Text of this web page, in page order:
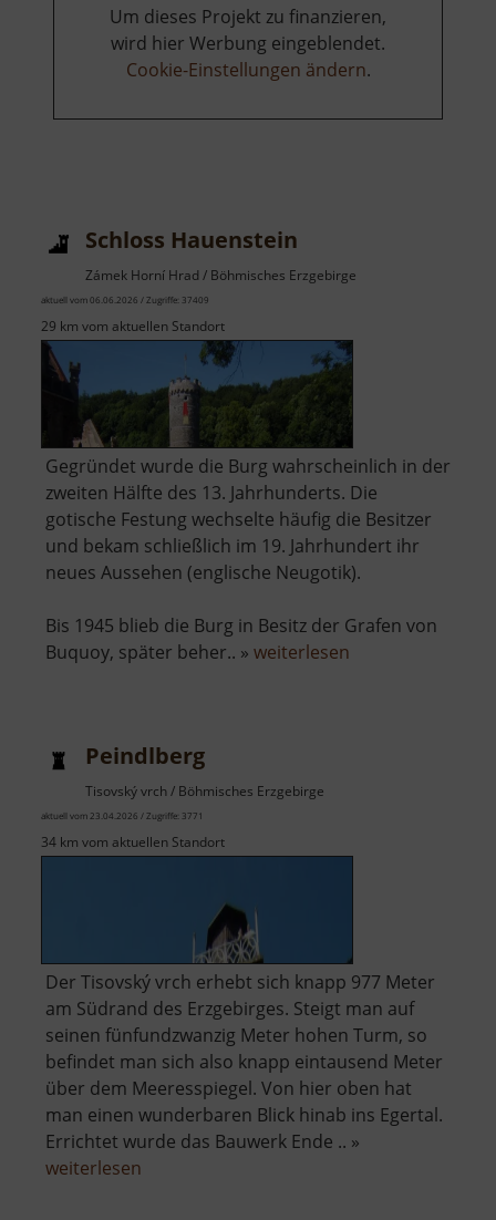
Um dieses Projekt zu finanzieren,
wird hier Werbung eingeblendet.
Cookie-Einstellungen ändern.
Schloss Hauenstein
Zámek Horní Hrad / Böhmisches Erzgebirge
aktuell vom 06.06.2026 / Zugriffe: 37409
29 km vom aktuellen Standort
Gegründet wurde die Burg wahrscheinlich in der
zweiten Hälfte des 13. Jahrhunderts. Die
gotische Festung wechselte häufig die Besitzer
und bekam schließlich im 19. Jahrhundert ihr
neues Aussehen (englische Neugotik).
Bis 1945 blieb die Burg in Besitz der Grafen von
Buquoy, später beher.. » weiterlesen
Peindlberg
Tisovský vrch / Böhmisches Erzgebirge
aktuell vom 23.04.2026 / Zugriffe: 3771
34 km vom aktuellen Standort
Der Tisovský vrch erhebt sich knapp 977 Meter
am Südrand des Erzgebirges. Steigt man auf
seinen fünfundzwanzig Meter hohen Turm, so
befindet man sich also knapp eintausend Meter
über dem Meeresspiegel. Von hier oben hat
man einen wunderbaren Blick hinab ins Egertal.
Errichtet wurde das Bauwerk Ende .. »
weiterlesen